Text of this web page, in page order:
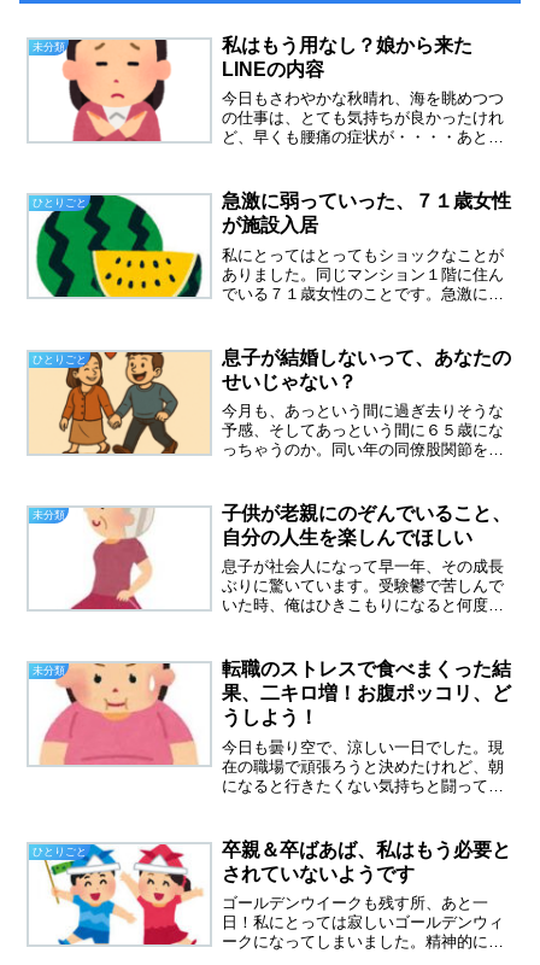
未分類
私はもう用なし？娘から来た
LINEの内容
今日もさわやかな秋晴れ、海を眺めつつ
の仕事は、とても気持ちが良かったけれ
ど、早くも腰痛の症状が・・・・あと１
LINEが、既読無視されていたのですが、
仕事中にLINE...
ひとりごと
急激に弱っていった、７１歳女性
が施設入居
私にとってはとってもショックなことが
ありました。同じマンション１階に住ん
でいる７１歳女性のことです。急激に弱
くエントランスで煙草を吸っていまし
た。会えば、少し話すように...
ひとりごと
息子が結婚しないって、あなたの
せいじゃない？
今月も、あっという間に過ぎ去りそうな
予感、そしてあっという間に６５歳にな
っちゃうのか。同い年の同僚股関節を痛
いたら、私と同い年の６４歳でした。今
年初めに復帰、同い年とい...
未分類
子供が老親にのぞんでいること、
自分の人生を楽しんでほしい
息子が社会人になって早一年、その成長
ぶりに驚いています。受験鬱で苦しんで
いた時、俺はひきこもりになると何度も
に出れる気がしないと何度も言っていた
のです。今や立派にテレワ...
未分類
転職のストレスで食べまくった結
果、二キロ増！お腹ポッコリ、ど
うしよう！
今日も曇り空で、涼しい一日でした。現
在の職場で頑張ろうと決めたけれど、朝
になると行きたくない気持ちと闘ってい
て行ってきました。転職のストレスで、
食べまくった結果体重は二...
ひとりごと
卒親＆卒ばあば、私はもう必要と
されていないようです
ゴールデンウイークも残す所、あと一
日！私にとっては寂しいゴールデンウィ
ークになってしまいました。精神的に不